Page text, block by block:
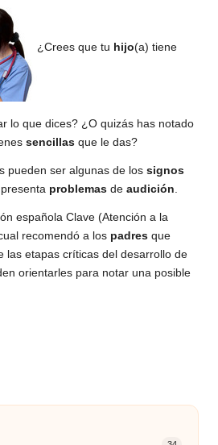
¿Crees que tu hijo(a) tiene
lo que dices? ¿O quizás has notado
sencillas que le das?
pueden ser algunas de los signos
presenta problemas de audición
española Clave (Atención a la
recomendó a los padres que
las etapas críticas del desarrollo de
orientarles para notar una posible